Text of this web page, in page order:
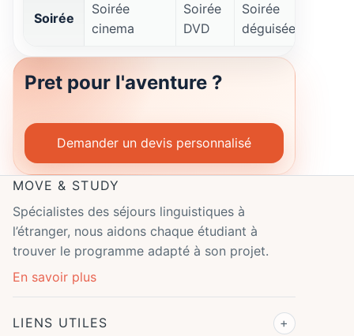
Soirée
Soirée
cinema
Soirée
DVD
Soirée
déguisée
Pret pour l'aventure ?
Demander un devis personnalisé
MOVE & STUDY
Spécialistes des séjours linguistiques à
l’étranger, nous aidons chaque étudiant à
trouver le programme adapté à son projet.
En savoir plus
LIENS UTILES